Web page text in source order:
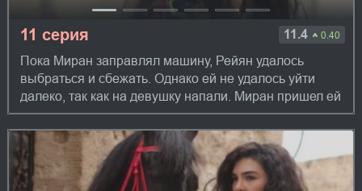
11 серия 11.4 0.40
Пока Миран заправлял машину, Рейян удалось
выбраться и сбежать. Однако ей не удалось уйти
далеко, так как на девушку напали. Миран пришел ей
на помощь. Хазар пытается найти дочь и ...